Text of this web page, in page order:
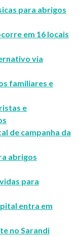
para abrigos
em 16 locais
via
familiares e
e
de campanha da
abrigos
para
entra em
no Sarandi